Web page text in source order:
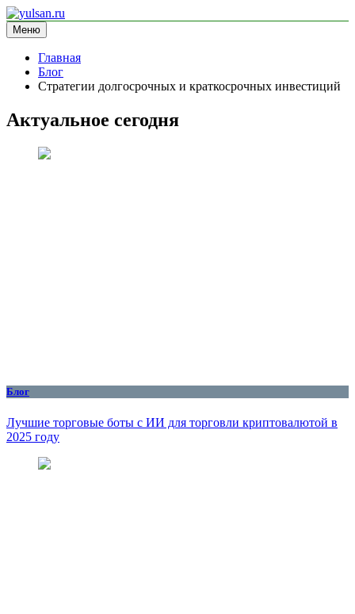
Перейти
к
содержимому
yulsan.ru
блог про криптовалюту
Меню
Главная
Блог
Стратегии долгосрочных и краткосрочных инвестиций
Актуальное сегодня
Блог
Лучшие торговые боты с ИИ для торговли криптовалютой в
2025 году